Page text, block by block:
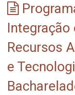
Integração
Recursos
e